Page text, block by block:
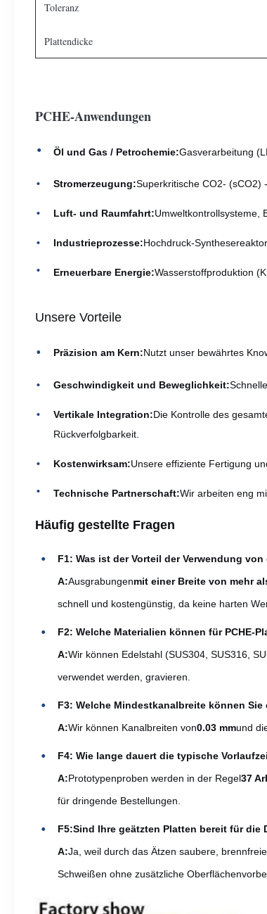
Toleranz
Plattendicke
PCHE-Anwendungen
Öl und Gas / Petrochemie:Gasverarbeitung
Stromerzeugung:Superkritische CO2- (sCO2)
Luft- und Raumfahrt:Umweltkontrollsysteme,
Industrieprozesse:Hochdruck-
Erneuerbare Energie:Wasserstoffproduktion
Unsere Vorteile
Präzision am Kern:Nutzt unser bewährtes
Geschwindigkeit und Beweglichkeit:
Vertikale Integration:Die Kontrolle des
Rückverfolgbarkeit.
Kostenwirksam:Unsere effiziente Fertigung
Technische Partnerschaft:Wir arbeiten eng
Häufig gestellte Fragen
F1: Was ist der Vorteil der Verwendung
A:Ausgrabungenmit einer Breite von mehr
schnell und kostengünstig, da keine harten
F2: Welche Materialien können für PCHE-
A:Wir können Edelstahl (SUS304, SUS316,
verwendet werden, gravieren.
F3: Welche Mindestkanalbreite können Sie
A:Wir können Kanalbreiten von0.03 mmund
F4: Wie lange dauert die typische
A:Prototypenproben werden in der Regel3­7
für dringende Bestellungen.
F5:Sind Ihre geätzten Platten bereit für
A:Ja, weil durch das Ätzen saubere,
Schweißen ohne zusätzliche